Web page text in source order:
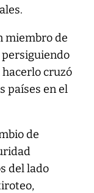
miembro de
hacerlo cruzó
países en el
de
del lado